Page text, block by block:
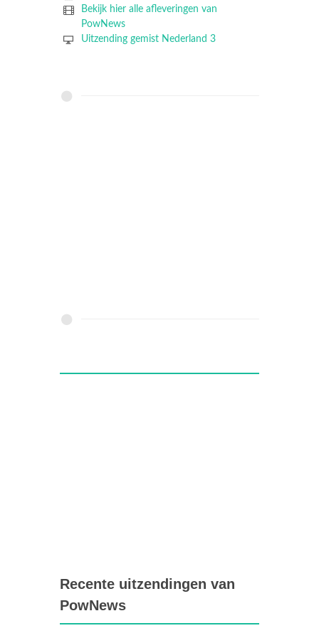
Bekijk hier alle afleveringen van
PowNews
Uitzending gemist Nederland 3
Recente uitzendingen van
PowNews